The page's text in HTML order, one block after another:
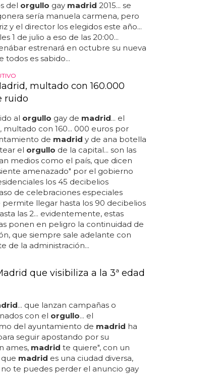
del orgullo gay madrid 2015... se
sería manuela carmena, pero
y el director los elegidos este año...
1 de julio a eso de las 20:00...
estrenará en octubre su nueva
todos es sabido...
multado con 160.000
ruido
al orgullo gay de madrid... el
, multado con 160... 000 euros por
de madrid y de ana botella
el orgullo de la capital... son las
medios como el país, que dicen
amenazado" por el gobierno
los 45 decibelios
de celebraciones especiales
permite llegar hasta los 90 decibelios
las 2... evidentemente, estas
ponen en peligro la continuidad de
que siempre sale adelante con
de la administración...
que visibiliza a la 3ª edad
... que lanzan campañas o
con el orgullo... el
del ayuntamiento de madrid ha
seguir apostando por su
ames, madrid te quiere", con un
madrid es una ciudad diversa,
no te puedes perder el anuncio gay